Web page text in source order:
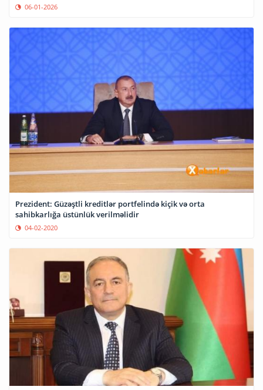
06-01-2026
Prezident: Güzəştli kreditlər portfelində kiçik və orta
sahibkarlığa üstünlük verilməlidir
04-02-2020